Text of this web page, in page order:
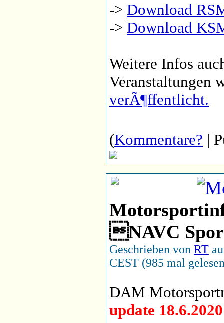
-> Download
-> Download
Weitere Infos
Veranstaltungen
verÃ¶ffentlicht.
(Kommentare? |
NAVC
Geschrieben von RT
CEST (985 mal
DAM
update 18.6.2020